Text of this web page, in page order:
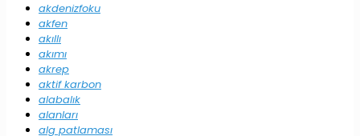
akdenizfoku
akfen
akıllı
akımı
akrep
aktif karbon
alabalık
alanları
alg patlaması